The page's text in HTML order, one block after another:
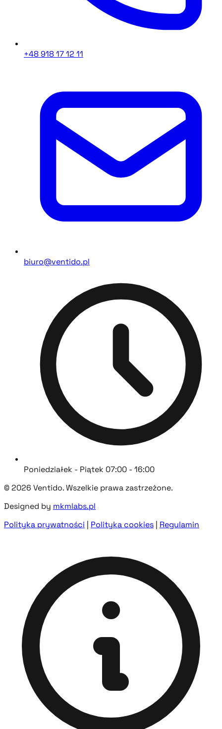
+48 918 17 12 11
biuro@ventido.pl
Poniedziałek - Piątek 07:00 - 16:00
© 2026 Ventido. Wszelkie prawa zastrzeżone.
Designed by mkmlabs.pl
Polityka prywatności | Polityka cookies | Regulamin